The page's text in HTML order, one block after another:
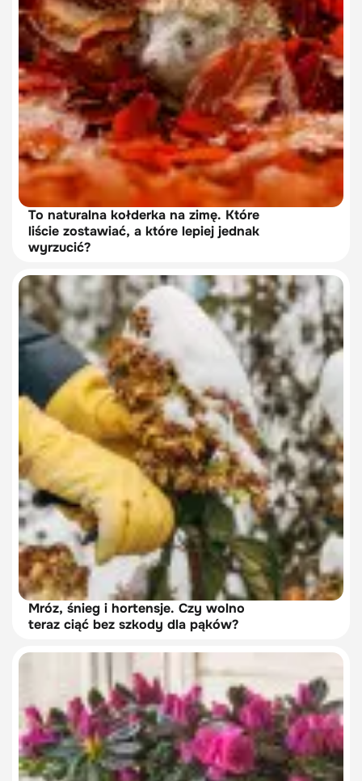
To naturalna kołderka na zimę. Które
liście zostawiać, a które lepiej jednak
wyrzucić?
Mróz, śnieg i hortensje. Czy wolno
teraz ciąć bez szkody dla pąków?